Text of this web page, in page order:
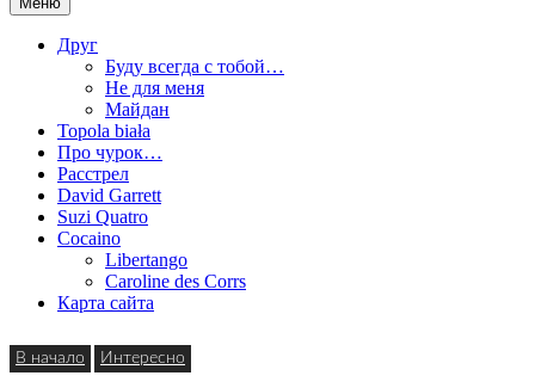
Друг
Буду всегда с тобой…
Не для меня
Майдан
Topola biała
Про чурок…
Расстрел
David Garrett
Suzi Quatro
Cocaino
Libertango
Caroline des Corrs
Карта сайта
В начало Интересно